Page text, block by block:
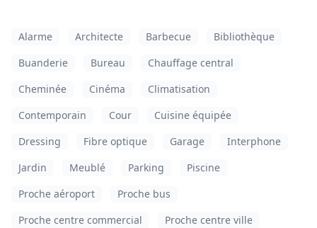
Alarme Architecte Barbecue
Bibliothèque
Buanderie
Bureau
Chauffage central
Cheminée
Cinéma
Climatisation
Contemporain
Cour
Cuisine équipée
Dressing
Fibre optique Garage
Interphone
Jardin
Meublé Parking
Piscine
Proche aéroport
Proche bus
Proche centre commercial
Proche centre ville